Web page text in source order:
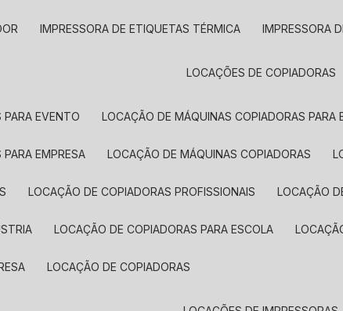
IMPRESSORA DE ETIQUETAS TÉRMICA IMPRESSORA
LOCAÇÕES DE COPIADORAS
PARA EVENTO LOCAÇÃO DE MÁQUINAS COPIADORAS PARA
EMPRESA LOCAÇÃO DE MÁQUINAS COPIADORAS
LOCAÇÃO DE COPIADORAS PROFISSIONAIS LOCAÇÃO
LOCAÇÃO DE COPIADORAS PARA ESCOLA
LOCAÇÃO DE COPIADORAS